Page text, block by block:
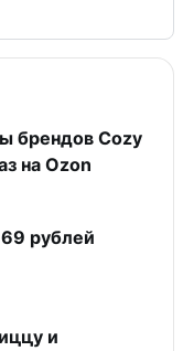
брендов Cozy
на Оzon
рублей
и